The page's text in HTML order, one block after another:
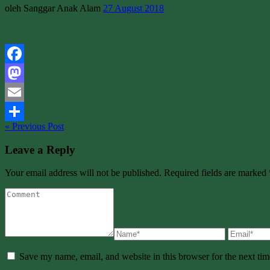
oleh Sanggar Anak Alam 27 August 2018
Facebook
Mastodon
Email
Share
« Previous Post
Leave a Reply
Your email address will not be published. Required fields are marked
Save my name, email, and website in this browser for the next